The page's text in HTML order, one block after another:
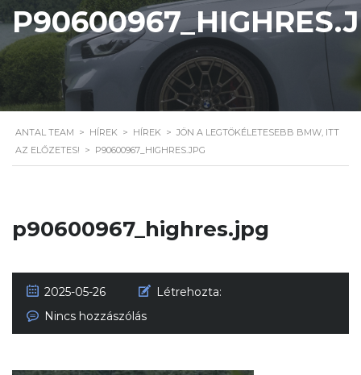
ANTAL TEAM > HÍREK > HÍREK > JÖN A LEGTÖKÉLETESEBB BMW, ITT
AZ ELŐZETES! > P90600967_HIGHRES.JPG
p90600967_highres.jpg
2025-05-26
Létrehozta:
Nincs hozzászólás